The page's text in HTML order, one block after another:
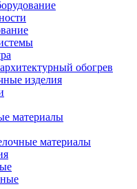
обогрев
изделия
материалы
материалы